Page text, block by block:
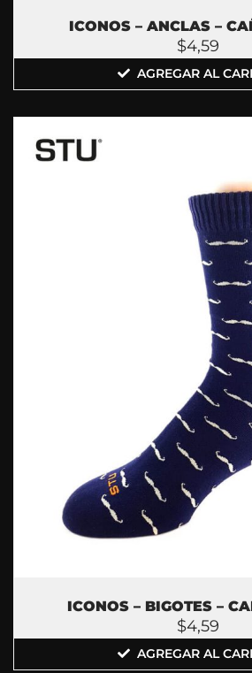
ICONOS – ANCLAS –
$4,59
AGREGAR AL
ICONOS – BIGOTES –
$4,59
AGREGAR AL